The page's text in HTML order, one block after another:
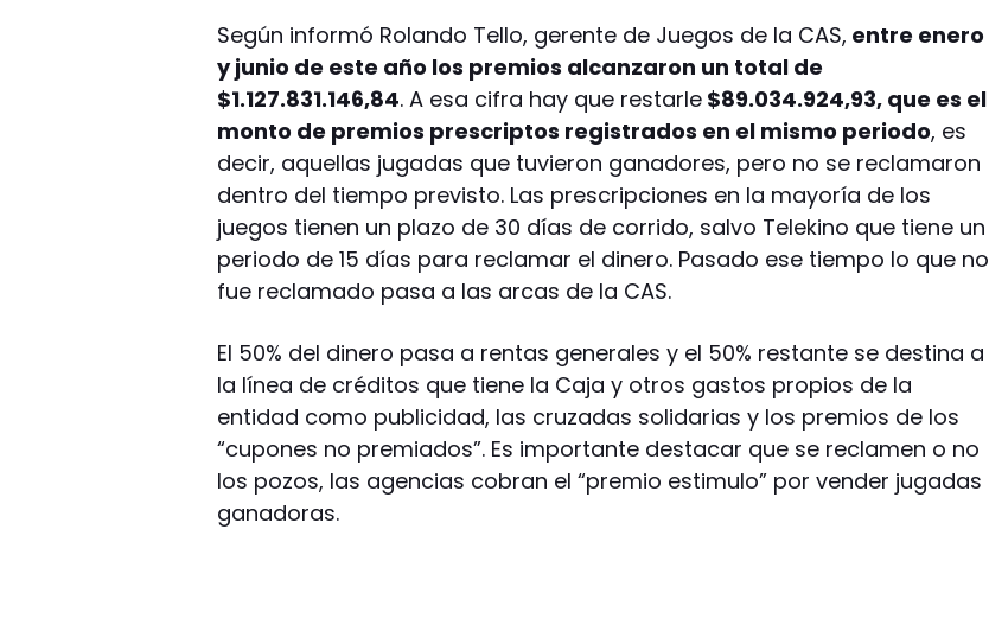
Según informó Rolando Tello, gerente de Juegos de la CAS, entre enero
y junio de este año los premios alcanzaron un total de
$1.127.831.146,84. A esa cifra hay que restarle $89.034.924,93, que es el
monto de premios prescriptos registrados en el mismo periodo, es
decir, aquellas jugadas que tuvieron ganadores, pero no se reclamaron
dentro del tiempo previsto. Las prescripciones en la mayoría de los
juegos tienen un plazo de 30 días de corrido, salvo Telekino que tiene un
periodo de 15 días para reclamar el dinero. Pasado ese tiempo lo que no
fue reclamado pasa a las arcas de la CAS.
El 50% del dinero pasa a rentas generales y el 50% restante se destina a
la línea de créditos que tiene la Caja y otros gastos propios de la
entidad como publicidad, las cruzadas solidarias y los premios de los
“cupones no premiados”. Es importante destacar que se reclamen o no
los pozos, las agencias cobran el “premio estimulo” por vender jugadas
ganadoras.